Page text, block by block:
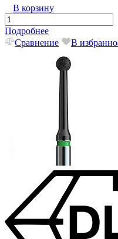
В корзину
Подробнее
Сравнение
В